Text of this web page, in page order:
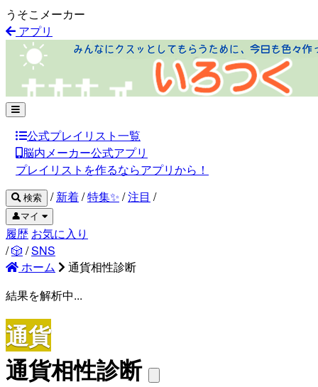
うそこメーカー
アプリ
公式プレイリスト一覧
脳内メーカー公式アプリ
プレイリストを作るならアプリから！
検索 / 新着/特集✨ /注目 /
👤マイ
履歴 お気に入り
/🎲 /SNS
ホーム
通貨相性診断
結果を解析中...
通貨
通貨相性診断